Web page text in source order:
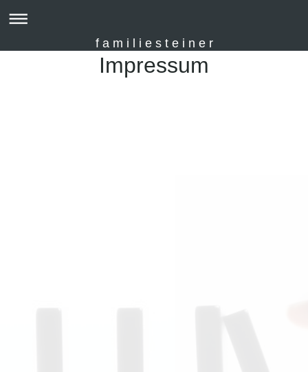
f a m i l i e s t e i n e r
Impressum